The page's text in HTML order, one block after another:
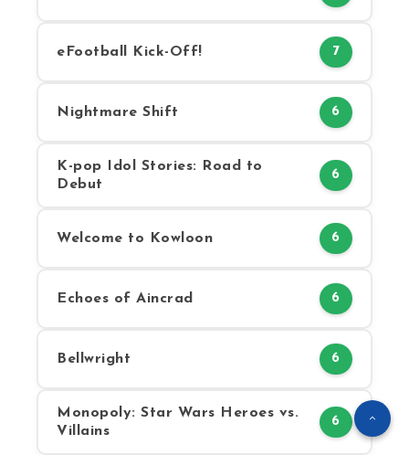
eFootball Kick-Off! 7
Nightmare Shift 6
K-pop Idol Stories: Road to
Debut
6
Welcome to Kowloon 6
Echoes of Aincrad 6
Bellwright 6
Monopoly: Star Wars Heroes vs.
Villains
6